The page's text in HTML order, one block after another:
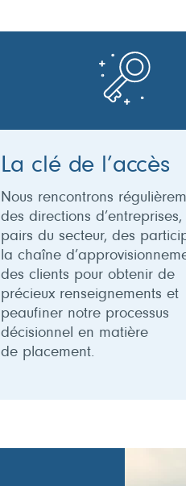
La clé de l’accès
Nous rencontrons
des directions d’entreprises,
pairs du secteur, des
la chaîne
des clients pour obtenir de
précieux renseignements et
peaufiner notre processus
décisionnel en matière
de placement.